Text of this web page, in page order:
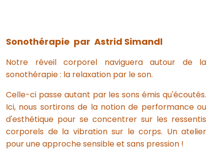
Sonothérapie par Astrid Simandl
Notre réveil corporel naviguera autour de la
sonothérapie : la relaxation par le son.
Celle-ci passe autant par les sons émis qu'écoutés.
Ici, nous sortirons de la notion de performance ou
d'esthétique pour se concentrer sur les ressentis
corporels de la vibration sur le corps. Un atelier
pour une approche sensible et sans pression !